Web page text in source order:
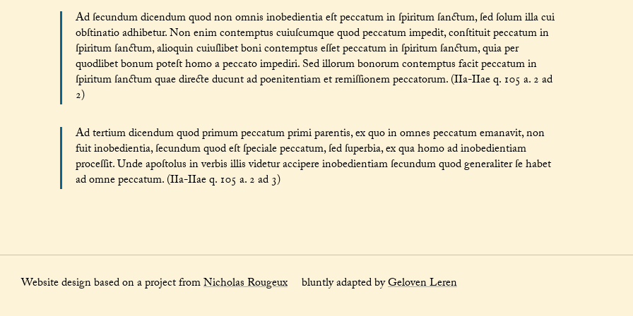
Ad ſecundum dicendum quod non omnis inobedientia eſt peccatum in ſpiritum ſanctum, ſed ſolum illa cui
obſtinatio adhibetur. Non enim contemptus cuiuſcumque quod peccatum impedit, conſtituit peccatum in
ſpiritum ſanctum, alioquin cuiuſlibet boni contemptus eſſet peccatum in ſpiritum ſanctum, quia per
quodlibet bonum poteſt homo a peccato impediri. Sed illorum bonorum contemptus facit peccatum in
ſpiritum ſanctum quae directe ducunt ad poenitentiam et remiſſionem peccatorum. (IIa-IIae q. 105 a. 2 ad
2)
Ad tertium dicendum quod primum peccatum primi parentis, ex quo in omnes peccatum emanavit, non
fuit inobedientia, ſecundum quod eſt ſpeciale peccatum, ſed ſuperbia, ex qua homo ad inobedientiam
proceſſit. Unde apoſtolus in verbis illis videtur accipere inobedientiam ſecundum quod generaliter ſe habet
ad omne peccatum. (IIa-IIae q. 105 a. 2 ad 3)
Website design based on a project fromNicholas Rougeux bluntly adapted byGeloven Leren